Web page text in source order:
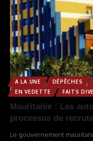
A LA UNE DÉPÊCHES
EN VEDETTE
FAITS
Mauritanie : Les
processus de
Le gouvernement